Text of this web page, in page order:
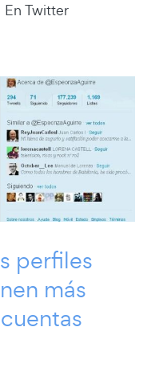
En Twitter
perfiles
más